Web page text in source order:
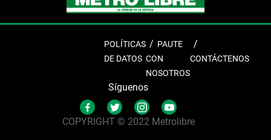
POLÍTICAS
DE DATOS
PAUTE
CON
NOSOTROS
CONTÁCTENOS
Síguenos
COPYRIGHT © 2022 Metrolibre